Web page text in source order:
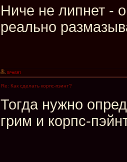
Ниче не липнет -
реально
Re: Как сделать корпс-пэинт?
Тогда нужно
грим и корпс-